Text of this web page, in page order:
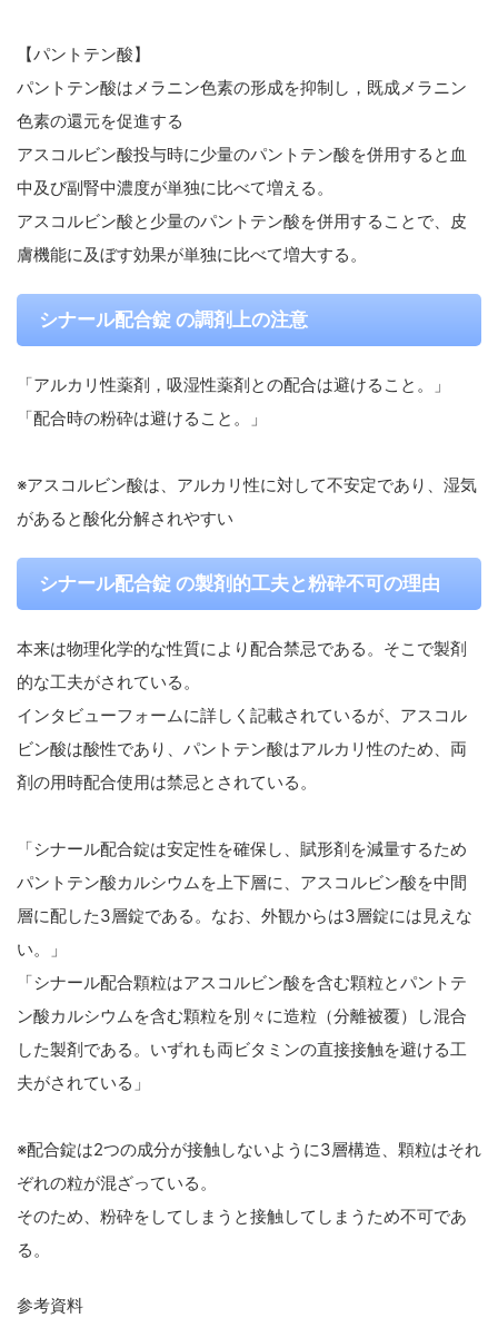
【パントテン酸】
パントテン酸はメラニン色素の形成を抑制し，既成メラニン
色素の還元を促進する
アスコルビン酸投与時に少量のパントテン酸を併用すると血
中及び副腎中濃度が単独に比べて増える。
アスコルビン酸と少量のパントテン酸を併用することで、皮
膚機能に及ぼす効果が単独に比べて増大する。
シナール配合錠 の調剤上の注意
「アルカリ性薬剤，吸湿性薬剤との配合は避けること。」
「配合時の粉砕は避けること。」
※アスコルビン酸は、アルカリ性に対して不安定であり、湿気
があると酸化分解されやすい
シナール配合錠 の製剤的工夫と粉砕不可の理由
本来は物理化学的な性質により配合禁忌である。そこで製剤
的な工夫がされている。
インタビューフォームに詳しく記載されているが、アスコル
ビン酸は酸性であり、パントテン酸はアルカリ性のため、両
剤の用時配合使用は禁忌とされている。
「シナール配合錠は安定性を確保し、賦形剤を減量するため
パントテン酸カルシウムを上下層に、アスコルビン酸を中間
層に配した3層錠である。なお、外観からは3層錠には見えな
い。」
「シナール配合顆粒はアスコルビン酸を含む顆粒とパントテ
ン酸カルシウムを含む顆粒を別々に造粒（分離被覆）し混合
した製剤である。いずれも両ビタミンの直接接触を避ける工
夫がされている」
※配合錠は2つの成分が接触しないように3層構造、顆粒はそれ
ぞれの粒が混ざっている。
そのため、粉砕をしてしまうと接触してしまうため不可であ
る。
参考資料